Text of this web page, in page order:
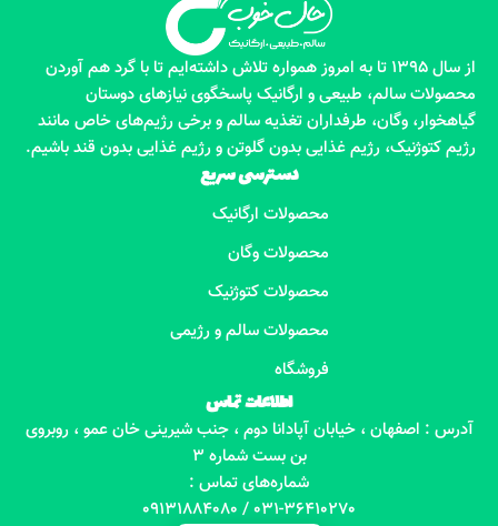
از سال 1395 تا به امروز همواره تلاش داشته‌ایم تا با گرد هم آوردن
محصولات سالم، طبیعی و ارگانیک پاسخگوی نیازهای دوستان
گیاهخوار، وگان، طرفداران تغذیه سالم و برخی رژیم‌های خاص مانند
رژیم کتوژنیک، رژیم غذایی بدون گلوتن و رژیم غذایی بدون قند باشیم.
دسترسی سریع
محصولات ارگانیک
محصولات وگان
محصولات کتوژنیک
محصولات سالم و رژیمی
فروشگاه
اطلاعات تماس
آدرس : اصفهان ، خیابان آپادانا دوم ، جنب شیرینی خان عمو ، روبروی
بن بست شماره 3
شماره‌های تماس :
031-36410270 / 09131884080